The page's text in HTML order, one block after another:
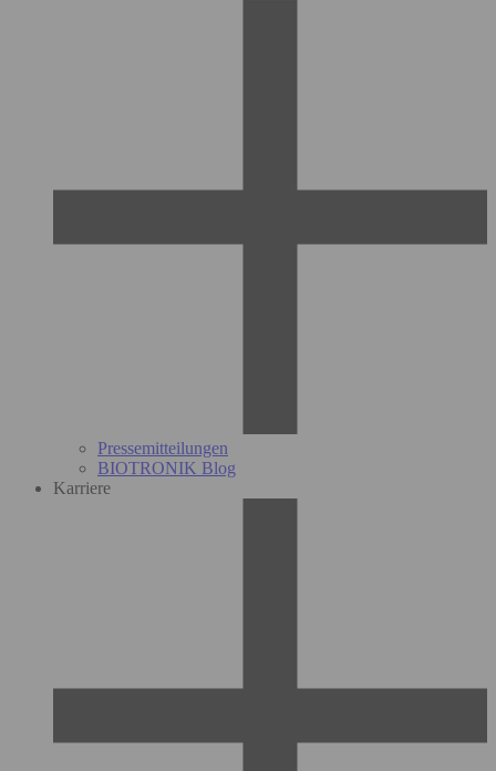
Pressemitteilungen
BIOTRONIK Blog
Karriere